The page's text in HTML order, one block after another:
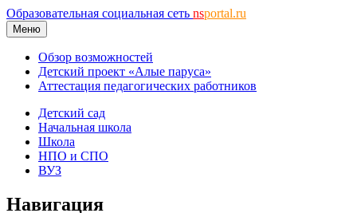
Образовательная социальная сеть nsportal.ru
Меню
Обзор возможностей
Детский проект «Алые паруса»
Аттестация педагогических работников
Детский сад
Начальная школа
Школа
НПО и СПО
ВУЗ
Навигация